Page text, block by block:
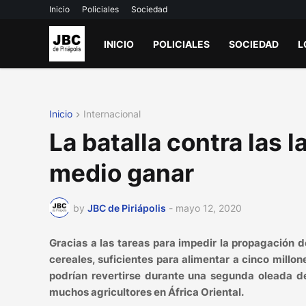
Inicio Policiales Sociedad
INICIO POLICIALES SOCIEDAD
Inicio Internacional
La batalla contra las
medio ganar
by JBC de Piriápolis - mayo 12, 2020
Gracias a las tareas para impedir la propagación
cereales, suficientes para alimentar a cinco
podrían revertirse durante una segunda oleada
muchos agricultores en África Oriental.